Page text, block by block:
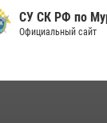
СУ СК РФ по
Официальный сайт